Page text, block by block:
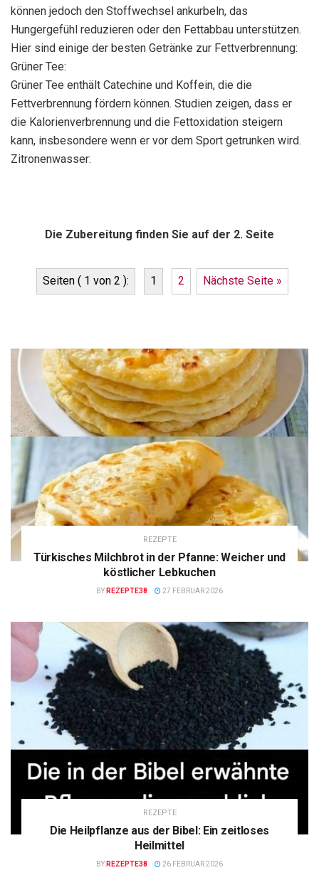
können jedoch den Stoffwechsel ankurbeln, das
Hungergefühl reduzieren oder den Fettabbau unterstützen.
Hier sind einige der besten Getränke zur Fettverbrennung:
Grüner Tee:
Grüner Tee enthält Catechine und Koffein, die die
Fettverbrennung fördern können. Studien zeigen, dass er
die Kalorienverbrennung und die Fettoxidation steigern
kann, insbesondere wenn er vor dem Sport getrunken wird.
Zitronenwasser:
Die Zubereitung finden Sie auf der 2. Seite
Seiten ( 1 von 2 ): 1 2 Nächste Seite »
REZEPTE
Türkisches Milchbrot in der Pfanne: Weicher und
köstlicher Lebkuchen
BY REZEPTE38 27 FEBRUAR 2026
REZEPTE
Die Heilpflanze aus der Bibel: Ein zeitloses
Heilmittel
BY REZEPTE38 26 FEBRUAR 2026